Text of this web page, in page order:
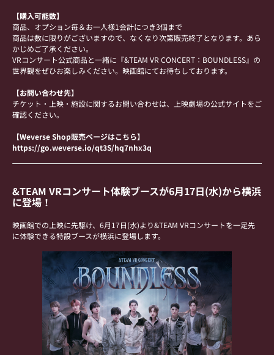
【購入可能数】
商品、オプション毎＆お一人様1会計につき3個まで
商品は数に限りがございますので、なくなり次第販売終了となります。あら
かじめご了承ください。
VRコンサート公式商品と一緒に『&TEAM VR CONCERT：BOUNDLESS』の
世界観をぜひお楽しみください。映画館にてお待ちしております。
【お問い合わせ先】
チケット・上映・施設に関するお問い合わせは、上映劇場の公式サイトをご
確認ください。
【Weverse Shop販売ページはこちら】
https://go.weverse.io/qt3S/hq7nhx3q
&TEAM VRコンサート体験ブースが6月17日(水)から横浜
に登場！
映画館での上映に先駆け、6月17日(水)より&TEAM VRコンサートを一足先
に体験できる特設ブースが横浜に登場します。